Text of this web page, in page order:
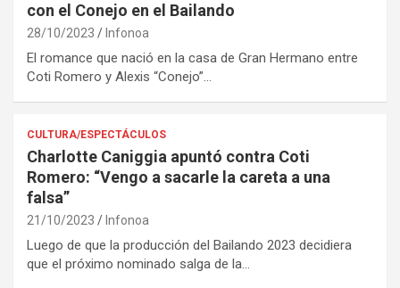
con el Conejo en el Bailando
28/10/2023 Infonoa
El romance que nació en la casa de Gran Hermano entre
Coti Romero y Alexis “Conejo”…
CULTURA/ESPECTÁCULOS
Charlotte Caniggia apuntó contra Coti
Romero: “Vengo a sacarle la careta a una
falsa”
21/10/2023 Infonoa
Luego de que la producción del Bailando 2023 decidiera
que el próximo nominado salga de la…